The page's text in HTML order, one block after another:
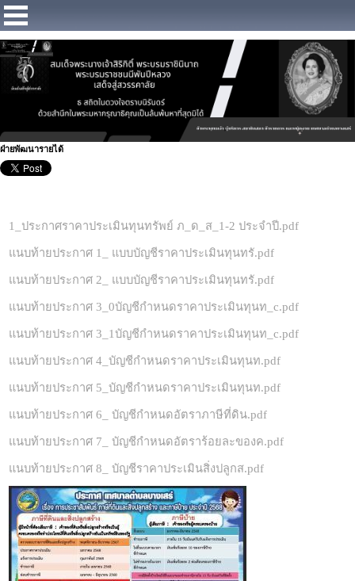
ฝ่ายพัฒนารายได้
1_ประกาศราคาประเมินทุนทรัพย์ ภ_ด_ส_1-2 ประจำปี.pdf
แนบท้ายประกาศ 1_ แบบบัญชีราคาประเมินทุนทรั.pdf
แนบท้ายประกาศ 2_ แบบบัญชีราคาประเมินทุนทรั.pdf
แนบท้ายประกาศ 3_0บัญชีกำหนดราคาประเมินทุนท_c.pdf
แนบท้ายประกาศ 3_1บัญชีกำหนดราคาประเมินทุนท_c.pdf
แนบท้ายประกาศ 4_บัญชีกำหนดราคาประเมินทุนท.pdf
แนบท้ายประกาศ 5_บัญชีกำหนดราคาประเมินทุนท.pdf
แนบท้ายประกาศ 6_ บัญชีกำหนดอัตราภาษีที่ดิน.pdf
แนบท้ายประกาศ 7_ บัญชีกำหนดอัตราร้อยละของค.pdf
แนบท้ายประกาศ 8_ บัญชีราคาประเมินสิ่งปลูกส.pdf